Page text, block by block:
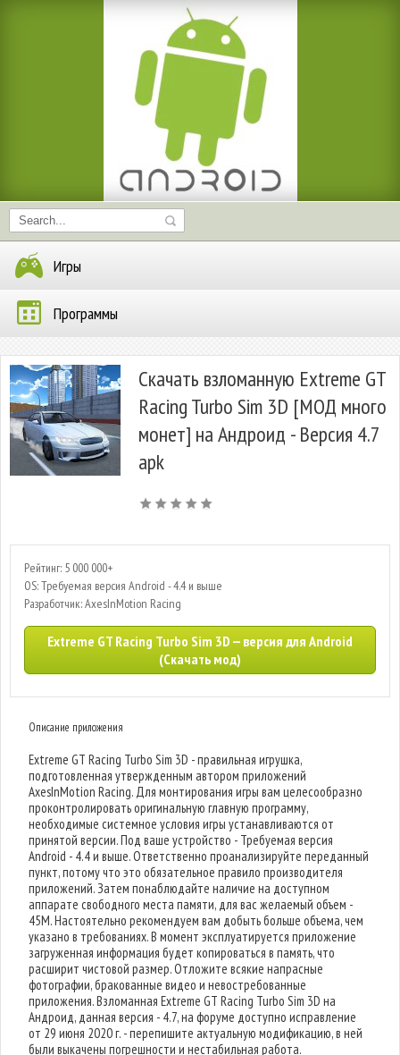
Игры
Программы
Скачать взломанную Extreme GT
Racing Turbo Sim 3D [МОД много
монет] на Андроид - Версия 4.7
apk
Рейтинг: 5 000 000+
OS: Требуемая версия Android - 4.4 и выше
Разработчик: AxesInMotion Racing
Extreme GT Racing Turbo Sim 3D — версия для Android
(Скачать мод)
Описание приложения
Extreme GT Racing Turbo Sim 3D - правильная игрушка,
подготовленная утвержденным автором приложений
AxesInMotion Racing. Для монтирования игры вам целесообразно
проконтролировать оригинальную главную программу,
необходимые системное условия игры устанавливаются от
принятой версии. Под ваше устройство - Требуемая версия
Android - 4.4 и выше. Ответственно проанализируйте переданный
пункт, потому что это обязательное правило производителя
приложений. Затем понаблюдайте наличие на доступном
аппарате свободного места памяти, для вас желаемый объем -
45M. Настоятельно рекомендуем вам добыть больше объема, чем
указано в требованиях. В момент эксплуатируется приложение
загруженная информация будет копироваться в память, что
расширит чистовой размер. Отложите всякие напрасные
фотографии, бракованные видео и невостребованные
приложения. Взломанная Extreme GT Racing Turbo Sim 3D на
Андроид, данная версия - 4.7, на форуме доступно исправление
от 29 июня 2020 г. - перепишите актуальную модификацию, в ней
были выкачены погрешности и нестабильная работа.